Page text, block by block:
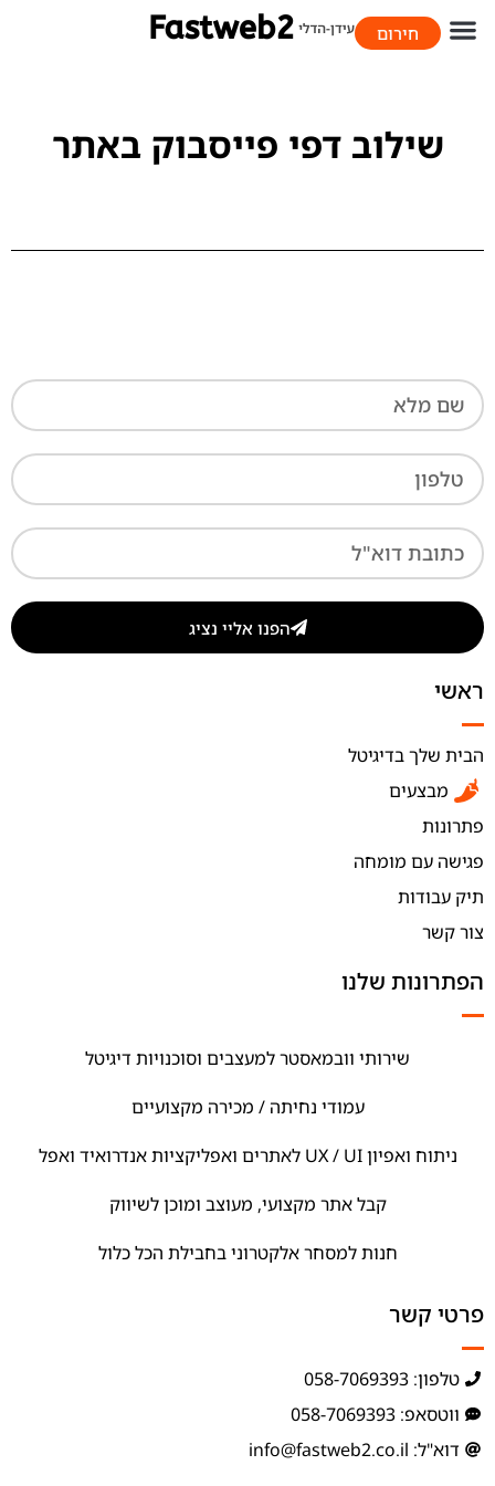
חירום
שילוב דפי פייסבוק באתר
הפנו אליי נציג
ראשי
הבית שלך בדיגיטל
מבצעים
פתרונות
פגישה עם מומחה
תיק עבודות
צור קשר
הפתרונות שלנו
שירותי וובמאסטר למעצבים וסוכנויות דיגיטל
עמודי נחיתה / מכירה מקצועיים
ניתוח ואפיון UX / UI לאתרים ואפליקציות אנדרואיד ואפל
קבל אתר מקצועי, מעוצב ומוכן לשיווק
חנות למסחר אלקטרוני בחבילת הכל כלול
פרטי קשר
טלפון: 058-7069393
ווטסאפ: 058-7069393
דוא"ל: info@fastweb2.co.il